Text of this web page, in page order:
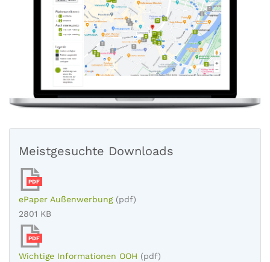
Meistgesuchte Downloads
PDF
ePaper Außenwerbung (pdf)
2801 KB
PDF
Wichtige Informationen OOH (pdf)